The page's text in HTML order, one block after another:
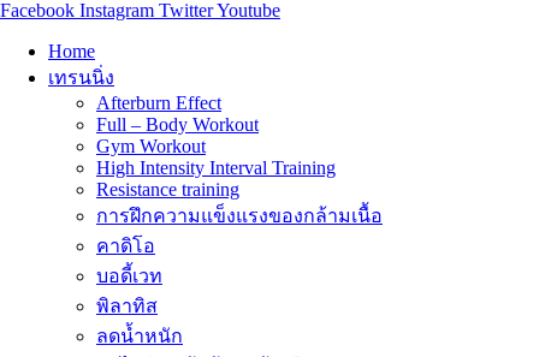
Facebook Instagram TwitterYoutube
Home
เทรนนิ่ง
Afterburn Effect
Full – Body Workout
Gym Workout
High Intensity Interval Training
Resistance training
การฝึกความแข็งแรงของกล้ามเนื้อ
คาดิโอ
บอดี้เวท
พิลาทิส
ลดน้ำหนัก